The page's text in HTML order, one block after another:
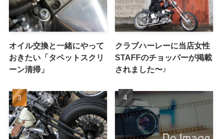
オイル交換と一緒にやって
おきたい「タペットスクリ
ーン清掃」
クラブハーレーに当店女性
STAFFのチョッパーが掲載
されました〜♪